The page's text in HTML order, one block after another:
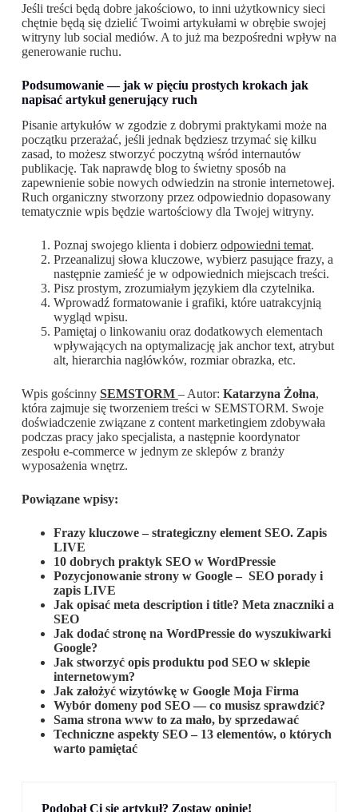
Jeśli treści będą dobre jakościowo, to inni użytkownicy sieci
chętnie będą się dzielić Twoimi artykułami w obrębie swojej
witryny lub social mediów. A to już ma bezpośredni wpływ na
generowanie ruchu.
Podsumowanie — jak w pięciu prostych krokach jak
napisać artykuł generujący ruch
Pisanie artykułów w zgodzie z dobrymi praktykami może na
początku przerażać, jeśli jednak będziesz trzymać się kilku
zasad, to możesz stworzyć poczytną wśród internautów
publikację. Tak naprawdę blog to świetny sposób na
zapewnienie sobie nowych odwiedzin na stronie internetowej.
Ruch organiczny stworzony przez odpowiednio dopasowany
tematycznie wpis będzie wartościowy dla Twojej witryny.
Poznaj swojego klienta i dobierz odpowiedni temat.
Przeanalizuj słowa kluczowe, wybierz pasujące frazy, a
następnie zamieść je w odpowiednich miejscach treści.
Pisz prostym, zrozumiałym językiem dla czytelnika.
Wprowadź formatowanie i grafiki, które uatrakcyjnią
wygląd wpisu.
Pamiętaj o linkowaniu oraz dodatkowych elementach
wpływających na optymalizację jak anchor text, atrybut
alt, hierarchia nagłówków, rozmiar obrazka, etc.
Wpis gościnny SEMSTORM – Autor: Katarzyna Żołna,
która zajmuje się tworzeniem treści w SEMSTORM. Swoje
doświadczenie związane z content marketingiem zdobywała
podczas pracy jako specjalista, a następnie koordynator
zespołu e-commerce w jednym ze sklepów z branży
wyposażenia wnętrz.
Powiązane wpisy:
Frazy kluczowe – strategiczny element SEO. Zapis
LIVE
10 dobrych praktyk SEO w WordPressie
Pozycjonowanie strony w Google – SEO porady i
zapis LIVE
Jak opisać meta description i title? Meta znaczniki a
SEO
Jak dodać stronę na WordPressie do wyszukiwarki
Google?
Jak stworzyć opis produktu pod SEO w sklepie
internetowym?
Jak założyć wizytówkę w Google Moja Firma
Wybór domeny pod SEO — co musisz sprawdzić?
Sama strona www to za mało, by sprzedawać
Techniczne aspekty SEO – 13 elementów, o których
warto pamiętać
Podobał Ci się artykuł? Zostaw opinię!